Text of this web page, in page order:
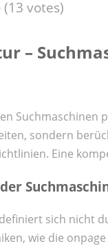
votes)
–
Suchmaschinen
sondern
Eine
sich nicht
wie die